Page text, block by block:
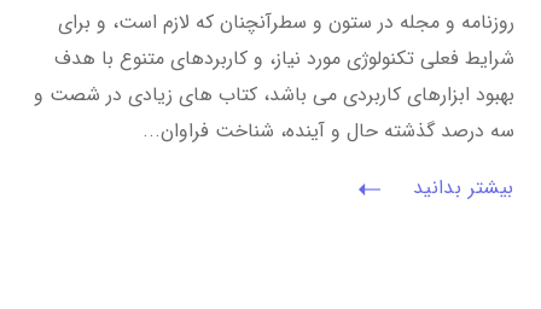
روزنامه و مجله در ستون و سطرآنچنان که لازم است، و برای
شرایط فعلی تکنولوژی مورد نیاز، و کاربردهای متنوع با هدف
بهبود ابزارهای کاربردی می باشد، کتاب های زیادی در شصت و
سه درصد گذشته حال و آینده، شناخت فراوان...
بیشتر بدانید